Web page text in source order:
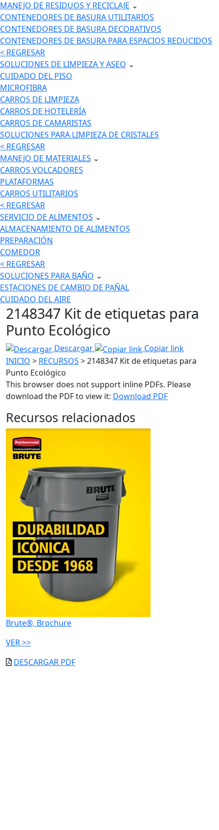
MANEJO DE RESIDUOS Y RECICLAJE ⌄
CONTENEDORES DE BASURA UTILITARIOS
CONTENEDORES DE BASURA DECORATIVOS
CONTENEDORES DE BASURA PARA ESPACIOS REDUCIDOS
< REGRESAR
SOLUCIONES DE LIMPIEZA Y ASEO ⌄
CUIDADO DEL PISO
MICROFIBRA
CARROS DE LIMPIEZA
CARROS DE HOTELERÍA
CARROS DE CAMARISTAS
SOLUCIONES PARA LIMPIEZA DE CRISTALES
< REGRESAR
MANEJO DE MATERIALES ⌄
CARROS VOLCADORES
PLATAFORMAS
CARROS UTILITARIOS
< REGRESAR
SERVICIO DE ALIMENTOS ⌄
ALMACENAMIENTO DE ALIMENTOS
PREPARACIÓN
COMEDOR
< REGRESAR
SOLUCIONES PARA BAÑO ⌄
ESTACIONES DE CAMBIO DE PAÑAL
CUIDADO DEL AIRE
2148347 Kit de etiquetas para
Punto Ecológico
Descargar
Copiar link
INICIO > RECURSOS > 2148347 Kit de etiquetas para
Punto Ecológico
This browser does not support inline PDFs. Please
download the PDF to view it: Download PDF
Recursos relacionados
Brute®, Brochure
VER >>
DESCARGAR PDF